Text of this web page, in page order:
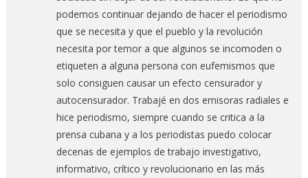
podemos continuar dejando de hacer el periodismo
que se necesita y que el pueblo y la revolución
necesita por temor a que algunos se incomoden o
etiqueten a alguna persona con eufemismos que
solo consiguen causar un efecto censurador y
autocensurador. Trabajé en dos emisoras radiales e
hice periodismo, siempre cuando se critica a la
prensa cubana y a los periodistas puedo colocar
decenas de ejemplos de trabajo investigativo,
informativo, crítico y revolucionario en las más